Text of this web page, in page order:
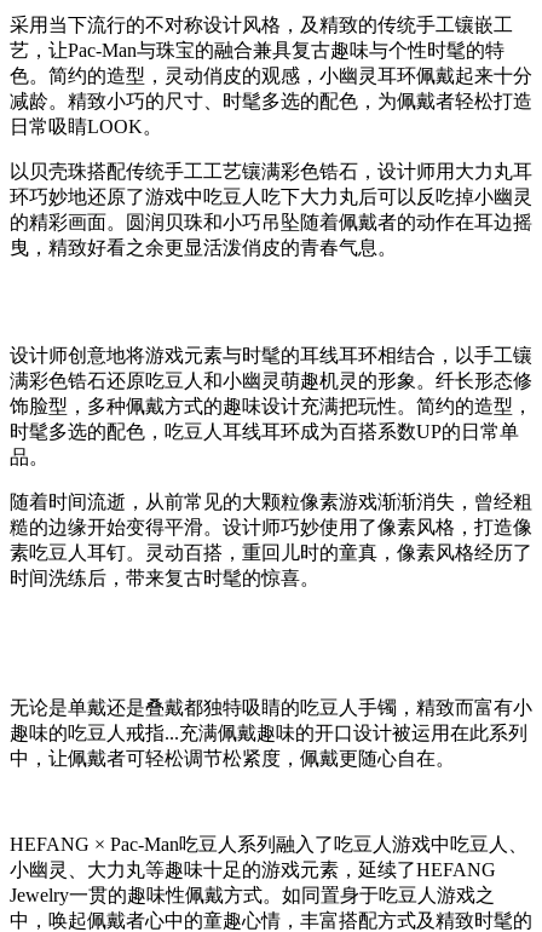
采用当下流行的不对称设计风格，及精致的传统手工镶嵌工
艺，让Pac-Man与珠宝的融合兼具复古趣味与个性时髦的特
色。简约的造型，灵动俏皮的观感，小幽灵耳环佩戴起来十分
减龄。精致小巧的尺寸、时髦多选的配色，为佩戴者轻松打造
日常吸睛LOOK。
以贝壳珠搭配传统手工工艺镶满彩色锆石，设计师用大力丸耳
环巧妙地还原了游戏中吃豆人吃下大力丸后可以反吃掉小幽灵
的精彩画面。圆润贝珠和小巧吊坠随着佩戴者的动作在耳边摇
曳，精致好看之余更显活泼俏皮的青春气息。
设计师创意地将游戏元素与时髦的耳线耳环相结合，以手工镶
满彩色锆石还原吃豆人和小幽灵萌趣机灵的形象。纤长形态修
饰脸型，多种佩戴方式的趣味设计充满把玩性。简约的造型，
时髦多选的配色，吃豆人耳线耳环成为百搭系数UP的日常单
品。
随着时间流逝，从前常见的大颗粒像素游戏渐渐消失，曾经粗
糙的边缘开始变得平滑。设计师巧妙使用了像素风格，打造像
素吃豆人耳钉。灵动百搭，重回儿时的童真，像素风格经历了
时间洗练后，带来复古时髦的惊喜。
无论是单戴还是叠戴都独特吸睛的吃豆人手镯，精致而富有小
趣味的吃豆人戒指...充满佩戴趣味的开口设计被运用在此系列
中，让佩戴者可轻松调节松紧度，佩戴更随心自在。
HEFANG × Pac-Man吃豆人系列融入了吃豆人游戏中吃豆人、
小幽灵、大力丸等趣味十足的游戏元素，延续了HEFANG
Jewelry一贯的趣味性佩戴方式。如同置身于吃豆人游戏之
中，唤起佩戴者心中的童趣心情，丰富搭配方式及精致时髦的